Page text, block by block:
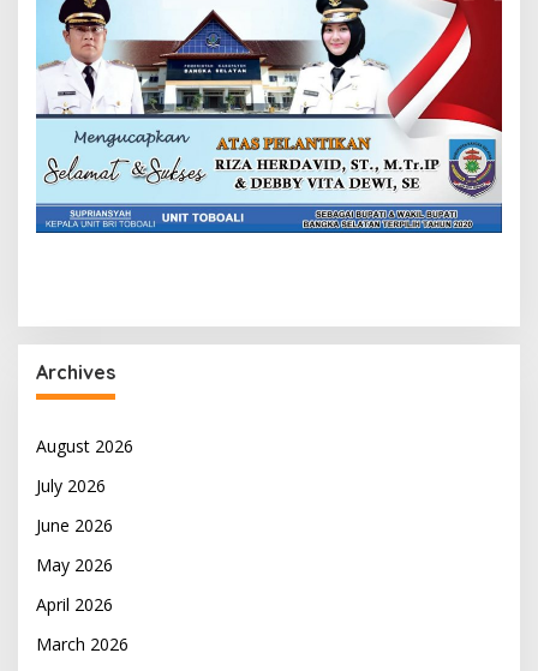
Archives
August 2026
July 2026
June 2026
May 2026
April 2026
March 2026